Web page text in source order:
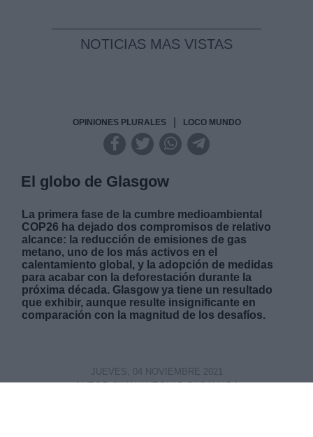
NOTICIAS MAS VISTAS
OPINIONES PLURALES LOCO MUNDO
El globo de Glasgow
La primera fase de la cumbre medioambiental
COP26 ha dejado dos compromisos de relativo
alcance: la reducción de emisiones de gas
metano, uno de los más activos en el
calentamiento global, y la adopción de medidas
para acabar con la deforestación durante la
próxima década. Glasgow ya tiene un resultado
que exhibir, aunque resulte insignificante en
comparación con la magnitud de los desafíos.
AUTOR JUAN ANTONIO SACALUGA
JUEVES, 04 NOVIEMBRE 2021